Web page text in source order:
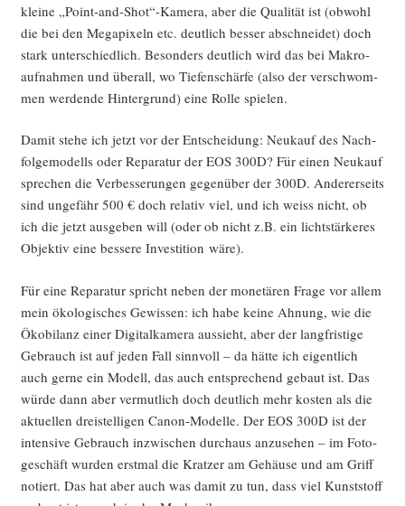
klei­ne „Point-and-Shot“-Kamera, aber die Qua­li­tät ist (obwohl
die bei den Mega­pi­xeln etc. deut­lich bes­ser abschnei­det) doch
stark unter­schied­lich. Beson­ders deut­lich wird das bei Makro­
auf­nah­men und über­all, wo Tie­fen­schär­fe (also der ver­schwom­
men wer­den­de Hin­ter­grund) eine Rol­le spielen.
Damit ste­he ich jetzt vor der Ent­schei­dung: Neu­kauf des Nach­
fol­ge­mo­dells oder Repa­ra­tur der EOS 300D? Für einen Neu­kauf
spre­chen die Ver­bes­se­run­gen gegen­über der 300D. Ande­rer­seits
sind unge­fähr 500 € doch rela­tiv viel, und ich weiss nicht, ob
ich die jetzt aus­ge­ben will (oder ob nicht z.B. ein licht­stär­ke­res
Objek­tiv eine bes­se­re Inves­ti­ti­on wäre).
Für eine Repa­ra­tur spricht neben der mone­tä­ren Fra­ge vor allem
mein öko­lo­gi­sches Gewis­sen: ich habe kei­ne Ahnung, wie die
Öko­bi­lanz einer Digi­tal­ka­me­ra aus­sieht, aber der lang­fris­ti­ge
Gebrauch ist auf jeden Fall sinn­voll – da hät­te ich eigent­lich
auch ger­ne ein Modell, das auch ent­spre­chend gebaut ist. Das
wür­de dann aber ver­mut­lich doch deut­lich mehr kos­ten als die
aktu­el­len drei­stel­li­gen Canon-Model­le. Der EOS 300D ist der
inten­si­ve Gebrauch inzwi­schen durch­aus anzu­se­hen – im Foto­
ge­schäft wur­den erst­mal die Krat­zer am Gehäu­se und am Griff
notiert. Das hat aber auch was damit zu tun, dass viel Kunst­stoff